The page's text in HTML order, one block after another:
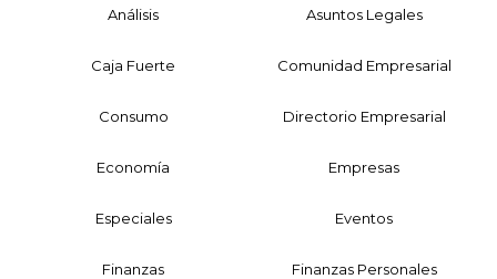
Análisis Asuntos Legales
Caja Fuerte Comunidad Empresarial
Consumo Directorio Empresarial
Economía Empresas
Especiales Eventos
Finanzas Finanzas Personales